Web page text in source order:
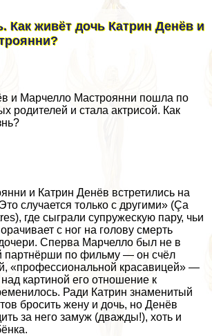
Как живёт дочь Катрин Денёв и
и Марчелло Мастроянни пошла по
родителей и стала актрисой. Как
и Катрин Денёв встретились на
случается только с другими» (Ça
где сыграли супружескую пару, чьи
с ног на голову cмepть
Сперва Марчелло был не в
партнёрши по фильму — он счёл
«профессиональной красавицей» —
картиной его отношение к
Ради Катрин знаменитый
бросить жену и дочь, но Денёв
за него замуж (дважды!), хоть и